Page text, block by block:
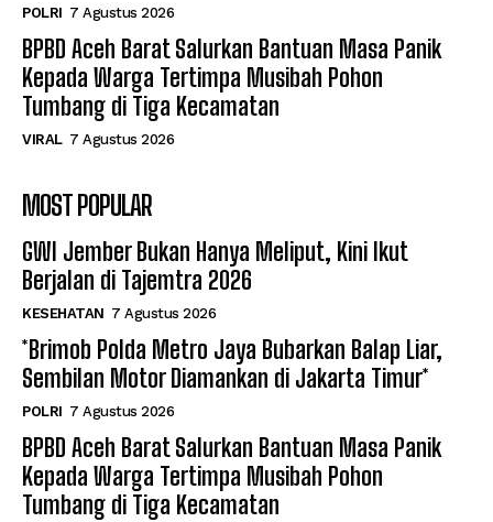
POLRI 7 Agustus 2026
BPBD Aceh Barat Salurkan Bantuan Masa Panik
Kepada Warga Tertimpa Musibah Pohon
Tumbang di Tiga Kecamatan
VIRAL 7 Agustus 2026
MOST POPULAR
GWI Jember Bukan Hanya Meliput, Kini Ikut
Berjalan di Tajemtra 2026
KESEHATAN 7 Agustus 2026
*Brimob Polda Metro Jaya Bubarkan Balap Liar,
Sembilan Motor Diamankan di Jakarta Timur*
POLRI 7 Agustus 2026
BPBD Aceh Barat Salurkan Bantuan Masa Panik
Kepada Warga Tertimpa Musibah Pohon
Tumbang di Tiga Kecamatan